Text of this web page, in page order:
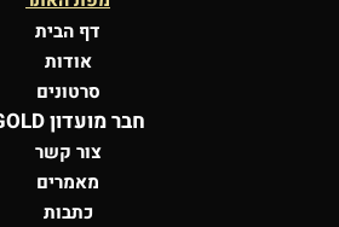
דף הבית
אודות
סרטונים
חבר מועדון GOLD
צור קשר
מאמרים
כתבות